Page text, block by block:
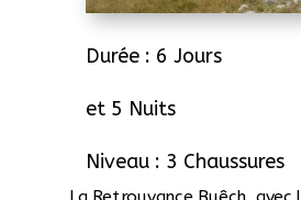
Durée : 6 Jours
et 5 Nuits
Niveau : 3 Chaussures